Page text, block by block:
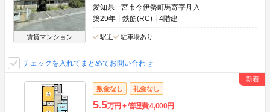
賃貸マンション
愛知県一宮市今伊勢町馬寄字舟入
築29年
鉄筋(RC) 4階建
駅近 駐車場あり
チェックを入れてまとめてお問い合わせ
敷金なし 礼金なし
5.5万円 管理費4,000円